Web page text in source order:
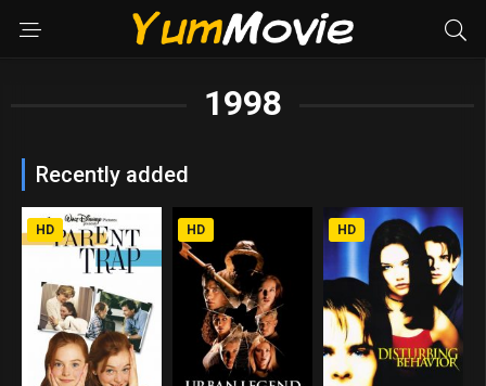
1998
Recently added
HD HD HD